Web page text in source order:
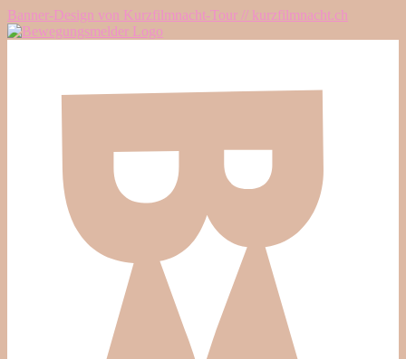
Banner-Design von Kurzfilmnacht-Tour // kurzfilmnacht.ch